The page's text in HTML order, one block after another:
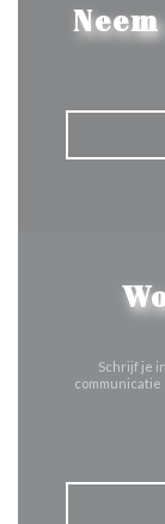
Schrijf je
communicatie